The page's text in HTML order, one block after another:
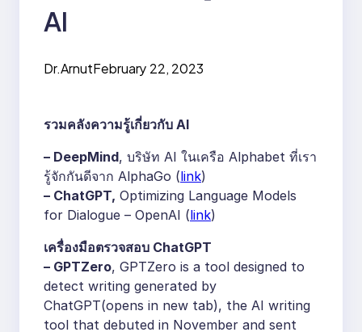
AI
Dr.ArnutFebruary 22, 2023
รวมคลังความรู้เกี่ยวกับ AI
– DeepMind, บริษัท AI ในเครือ Alphabet ที่เรา
รู้จักกันดีจาก AlphaGo (link)
– ChatGPT, Optimizing Language Models
for Dialogue – OpenAI (link)
เครื่องมือตรวจสอบ ChatGPT
– GPTZero, GPTZero is a tool designed to
detect writing generated by
ChatGPT(opens in new tab), the AI writing
tool that debuted in November and sent